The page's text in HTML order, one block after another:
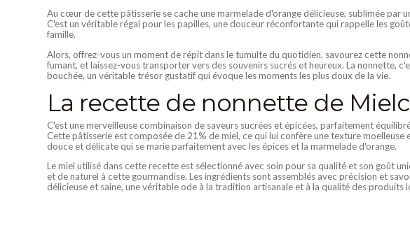
Au cœur de cette pâtisserie se cache une marmelade d'orange délicieuse, sublimée par
C'est un véritable régal pour les papilles, une douceur réconfortante qui rappelle les
famille.
Alors, offrez-vous un moment de répit dans le tumulte du quotidien, savourez cette
fumant, et laissez-vous transporter vers des souvenirs sucrés et heureux. La nonnette,
bouchée, un véritable trésor gustatif qui évoque les moments les plus doux de la vie.
La recette de nonnette de
C'est une merveilleuse combinaison de saveurs sucrées et épicées, parfaitement
Cette pâtisserie est composée de 21% de miel, ce qui lui confère une texture moelleuse
douce et délicate qui se marie parfaitement avec les épices et la marmelade d'orange.
Le miel utilisé dans cette recette est sélectionné avec soin pour sa qualité et son goût
et de naturel à cette gourmandise. Les ingrédients sont assemblés avec précision et
délicieuse et saine, une véritable ode à la tradition artisanale et à la qualité des produits